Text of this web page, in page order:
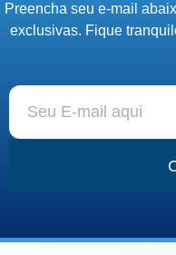
Preencha seu e-mail
exclusivas. Fique